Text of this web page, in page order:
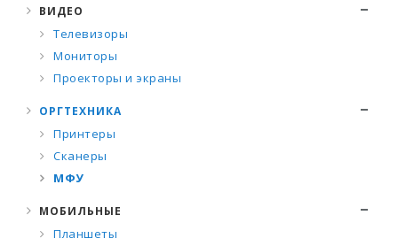
ВИДЕО
Телевизоры
Мониторы
Проекторы и экраны
ОРГТЕХНИКА
Принтеры
Сканеры
МФУ
МОБИЛЬНЫЕ
Планшеты